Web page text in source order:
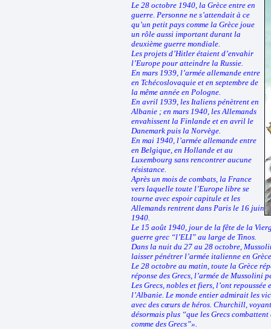
Le 28 octobre 1940, la Grèce entre en
guerre. Personne ne s’attendait à ce
qu’un petit pays comme la Grèce joue
un rôle aussi important durant la
deuxième guerre mondiale.
Les projets d’Hitler étaient d’envahir
l’Europe pour atteindre la Russie.
En mars 1939, l’armée allemande entre
en Tchécoslovaquie et en septembre de
la même année en Pologne.
En avril 1939, les Italiens pénètrent en
Albanie ; en mars 1940, les Allemands
envahissent la Finlande et en avril le
Danemark puis la Norvège.
En mai 1940, l’armée allemande entre
en Belgique, en Hollande et au
Luxembourg sans rencontrer aucune
résistance.
Après un mois de combats, la France
vers laquelle toute l’Europe libre se
tourne avec espoir capitule et les
Allemands rentrent dans Paris le 16 juin
1940.
Le 15 août 1940, jour de la fête de la
guerre grec “l’ELI” au large de Tinos.
Dans la nuit du 27 au 28 octobre,
laisser pénétrer l’armée italienne en
Le 28 octobre au matin, toute la Grèce
réponse des Grecs, l’armée de Mussolini
Les Grecs, nobles et fiers, l’ont
l’Albanie. Le monde entier admirait les
avec des cœurs de héros. Churchill,
désormais plus “que les Grecs
comme des Grecs”».